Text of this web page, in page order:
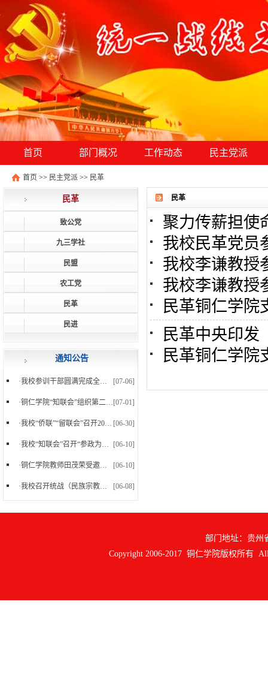
首页 部门概况 工作动态 民主党派
首页 >> 民主党派 >> 民革
民革
致公党
九三学社
民盟
农工党
民革
民进
通知公告
[07-06]
·我校参训干部圆满完成全省统战干部能力素质提升培训
[07-01]
·铜仁学院“知联会”组织第二十小学教师开展急救知...
[06-30]
·我校“侨联”“留联会”召开2026年第二季度联合学...
[06-10]
·我校“知联会”召开“参政为公、实干为民”主题教...
[06-10]
·铜仁学院教师田茂荣受邀回访四川美术学院开展学术...
[06-08]
·我校召开统战（民族宗教）工作领导小组会议暨2026...
民革
聚力传薪担使命 履职
我校民革党员
我校李谦教授参
我校李谦教授参
民革铜仁学院
民革中央印发《
民革铜仁学院支部
部门地址：贵州
Copyright 2006-2017 铜仁学院版权所有